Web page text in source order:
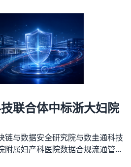
联合体中标浙大妇院
链与数据安全研究院与数圭通科技
附属妇产科医院数据合规流通管理
25 万元，旨在通过区块链技术